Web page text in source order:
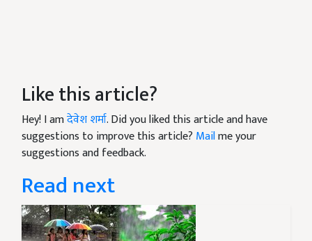
Like this article?
Hey! I amदेवेश शर्मा. Did you liked this article and have
suggestions to improve this article? Mailme your
suggestions and feedback.
Read next